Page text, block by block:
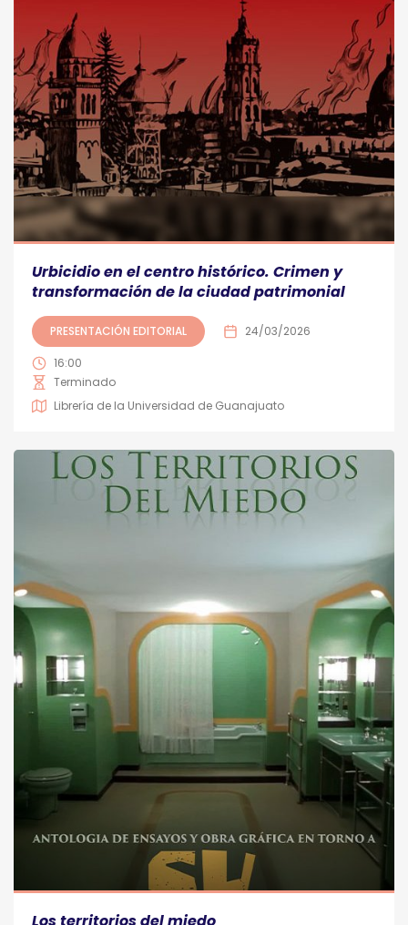
Urbicidio en el centro histórico. Crimen y
transformación de la ciudad patrimonial
PRESENTACIÓN EDITORIAL 24/03/2026
16:00
Terminado
Librería de la Universidad de Guanajuato
Los territorios del miedo